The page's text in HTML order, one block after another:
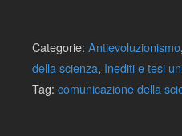
Categorie: Antievoluzionismo,
della scienza, Inediti e tesi
Tag: comunicazione della